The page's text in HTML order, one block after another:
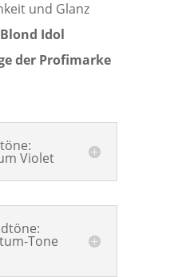
und Glanz
Blond Idol
der Profimarke
Violet
Tone